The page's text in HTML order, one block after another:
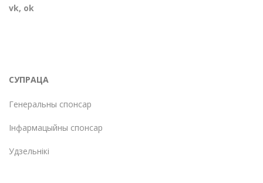
vk, ok
СУПРАЦА
Генеральны спонсар
Інфармацыйны спонсар
Удзельнікі